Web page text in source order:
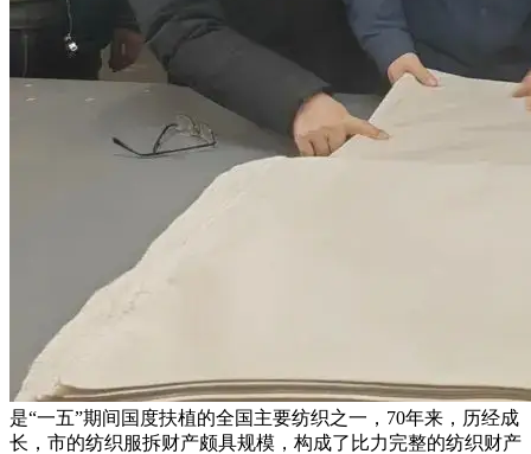
是“一五”期间国度扶植的全国主要纺织之一，70年来，历经成
长，市的纺织服拆财产颇具规模，构成了比力完整的纺织财产